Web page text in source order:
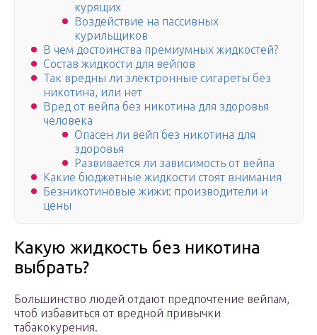
курящих
Воздействие на пассивных
курильщиков
В чем достоинства премиумных жидкостей?
Состав жидкости для вейпов
Так вредны ли электронные сигареты без
никотина, или нет
Вред от вейпа без никотина для здоровья
человека
Опасен ли вейп без никотина для
здоровья
Развивается ли зависимость от вейпа
Какие бюджетные жидкости стоят внимания
Безникотиновые жижи: производители и
цены
Какую жидкость без никотина
выбрать?
Большинство людей отдают предпочтение вейпам,
чтоб избавиться от вредной привычки
табакокурения.